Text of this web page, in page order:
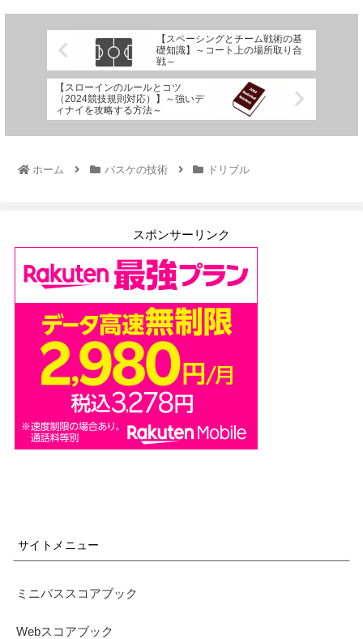
【スペーシングとチーム戦術の基
礎知識】～コート上の場所取り合
戦～
【スローインのルールとコツ
（2024競技規則対応）】～強いデ
ィナイを攻略する方法～
ホーム バスケの技術 ドリブル
スポンサーリンク
サイトメニュー
ミニバススコアブック
Webスコアブック